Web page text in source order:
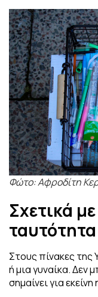
Φώτο: Αφροδίτη
Σχετικά
ταυτότητα
Στους πίνακες της
ή μια γυναίκα. Δεν
σημαίνει για